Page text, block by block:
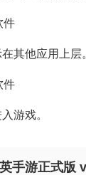
其他应用上层
游戏。
手游正式版